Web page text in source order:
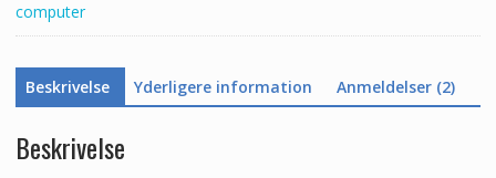
computer
Beskrivelse Yderligere information Anmeldelser (2)
Beskrivelse